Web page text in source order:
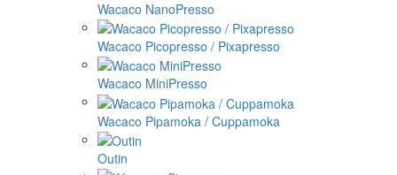
Wacaco NanoPresso
Wacaco Picopresso / Pixapresso
Wacaco MiniPresso
Wacaco Pipamoka / Cuppamoka
Outin